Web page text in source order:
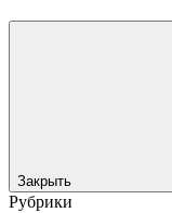
Закрыть
Рубрики